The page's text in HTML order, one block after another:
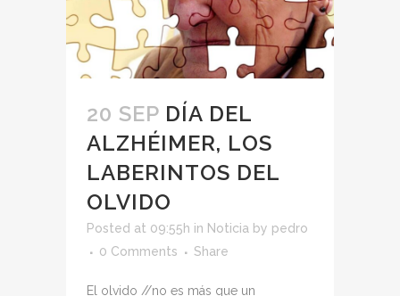
20 SEP DÍA DEL
ALZHÉIMER, LOS
LABERINTOS DEL
OLVIDO
Posted at 09:55h in Noticia by pedro
0 Comments
Share
El olvido //no es más que un